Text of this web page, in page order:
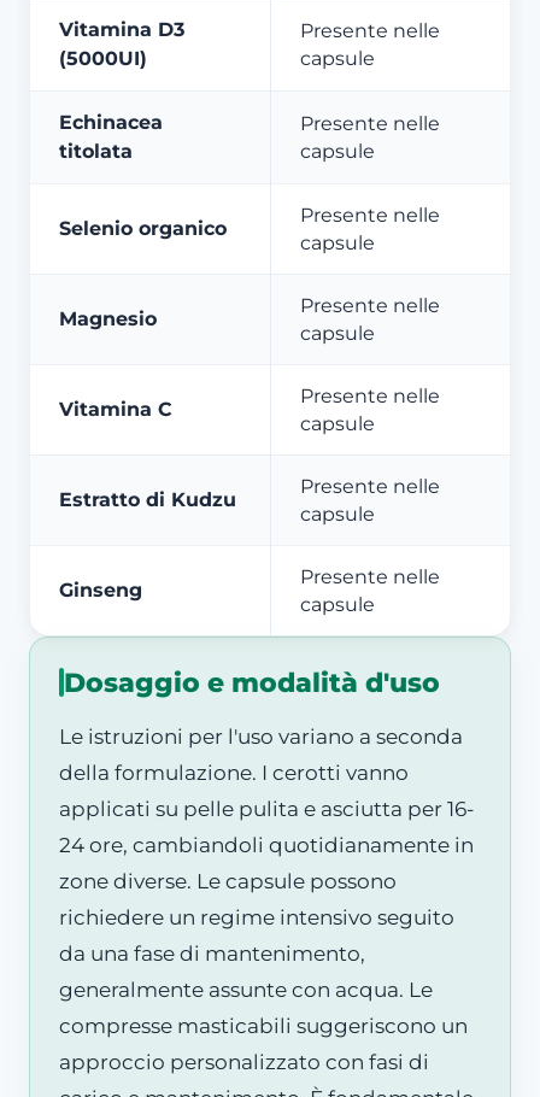
Vitamina D3
(5000UI)
Presente nelle
capsule
Echinacea
titolata
Presente nelle
capsule
Selenio organico
Presente nelle
capsule
Magnesio
Presente nelle
capsule
Vitamina C
Presente nelle
capsule
Estratto di Kudzu
Presente nelle
capsule
Ginseng
Presente nelle
capsule
Dosaggio e modalità d'uso
Le istruzioni per l'uso variano a seconda
della formulazione. I cerotti vanno
applicati su pelle pulita e asciutta per 16-
24 ore, cambiandoli quotidianamente in
zone diverse. Le capsule possono
richiedere un regime intensivo seguito
da una fase di mantenimento,
generalmente assunte con acqua. Le
compresse masticabili suggeriscono un
approccio personalizzato con fasi di